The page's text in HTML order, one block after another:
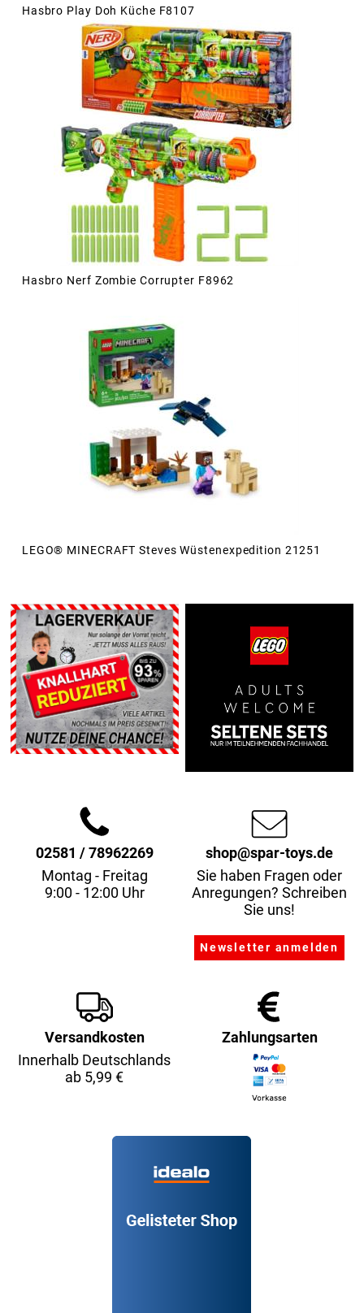
Hasbro Play Doh Küche F8107
Hasbro Nerf Zombie Corrupter F8962
LEGO® MINECRAFT Steves Wüstenexpedition 21251
02581 / 78962269
Montag - Freitag
9:00 - 12:00 Uhr
shop@spar-toys.de
Sie haben Fragen oder
Anregungen? Schreiben
Sie uns!
Versandkosten
Innerhalb Deutschlands
ab 5,99 €
Zahlungsarten